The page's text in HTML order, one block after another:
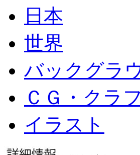
日本
世界
バックグラ
ＣＧ・クラ
イラスト